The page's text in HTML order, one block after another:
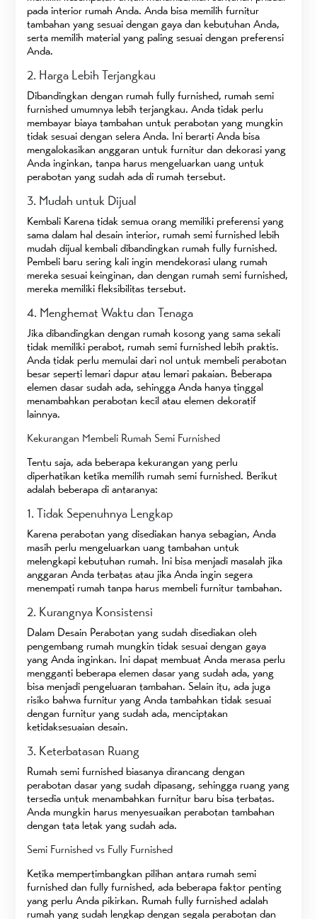
pada interior rumah Anda. Anda bisa memilih furnitur
tambahan yang sesuai dengan gaya dan kebutuhan Anda,
serta memilih material yang paling sesuai dengan preferensi
Anda.
2. Harga Lebih Terjangkau
Dibandingkan dengan rumah fully furnished, rumah semi
furnished umumnya lebih terjangkau. Anda tidak perlu
membayar biaya tambahan untuk perabotan yang mungkin
tidak sesuai dengan selera Anda. Ini berarti Anda bisa
mengalokasikan anggaran untuk furnitur dan dekorasi yang
Anda inginkan, tanpa harus mengeluarkan uang untuk
perabotan yang sudah ada di rumah tersebut.
3. Mudah untuk Dijual
Kembali Karena tidak semua orang memiliki preferensi yang
sama dalam hal desain interior, rumah semi furnished lebih
mudah dijual kembali dibandingkan rumah fully furnished.
Pembeli baru sering kali ingin mendekorasi ulang rumah
mereka sesuai keinginan, dan dengan rumah semi furnished,
mereka memiliki fleksibilitas tersebut.
4. Menghemat Waktu dan Tenaga
Jika dibandingkan dengan rumah kosong yang sama sekali
tidak memiliki perabot, rumah semi furnished lebih praktis.
Anda tidak perlu memulai dari nol untuk membeli perabotan
besar seperti lemari dapur atau lemari pakaian. Beberapa
elemen dasar sudah ada, sehingga Anda hanya tinggal
menambahkan perabotan kecil atau elemen dekoratif
lainnya.
Kekurangan Membeli Rumah Semi Furnished
Tentu saja, ada beberapa kekurangan yang perlu
diperhatikan ketika memilih rumah semi furnished. Berikut
adalah beberapa di antaranya:
1. Tidak Sepenuhnya Lengkap
Karena perabotan yang disediakan hanya sebagian, Anda
masih perlu mengeluarkan uang tambahan untuk
melengkapi kebutuhan rumah. Ini bisa menjadi masalah jika
anggaran Anda terbatas atau jika Anda ingin segera
menempati rumah tanpa harus membeli furnitur tambahan.
2. Kurangnya Konsistensi
Dalam Desain Perabotan yang sudah disediakan oleh
pengembang rumah mungkin tidak sesuai dengan gaya
yang Anda inginkan. Ini dapat membuat Anda merasa perlu
mengganti beberapa elemen dasar yang sudah ada, yang
bisa menjadi pengeluaran tambahan. Selain itu, ada juga
risiko bahwa furnitur yang Anda tambahkan tidak sesuai
dengan furnitur yang sudah ada, menciptakan
ketidaksesuaian desain.
3. Keterbatasan Ruang
Rumah semi furnished biasanya dirancang dengan
perabotan dasar yang sudah dipasang, sehingga ruang yang
tersedia untuk menambahkan furnitur baru bisa terbatas.
Anda mungkin harus menyesuaikan perabotan tambahan
dengan tata letak yang sudah ada.
Semi Furnished vs Fully Furnished
Ketika mempertimbangkan pilihan antara rumah semi
furnished dan fully furnished, ada beberapa faktor penting
yang perlu Anda pikirkan. Rumah fully furnished adalah
rumah yang sudah lengkap dengan segala perabotan dan